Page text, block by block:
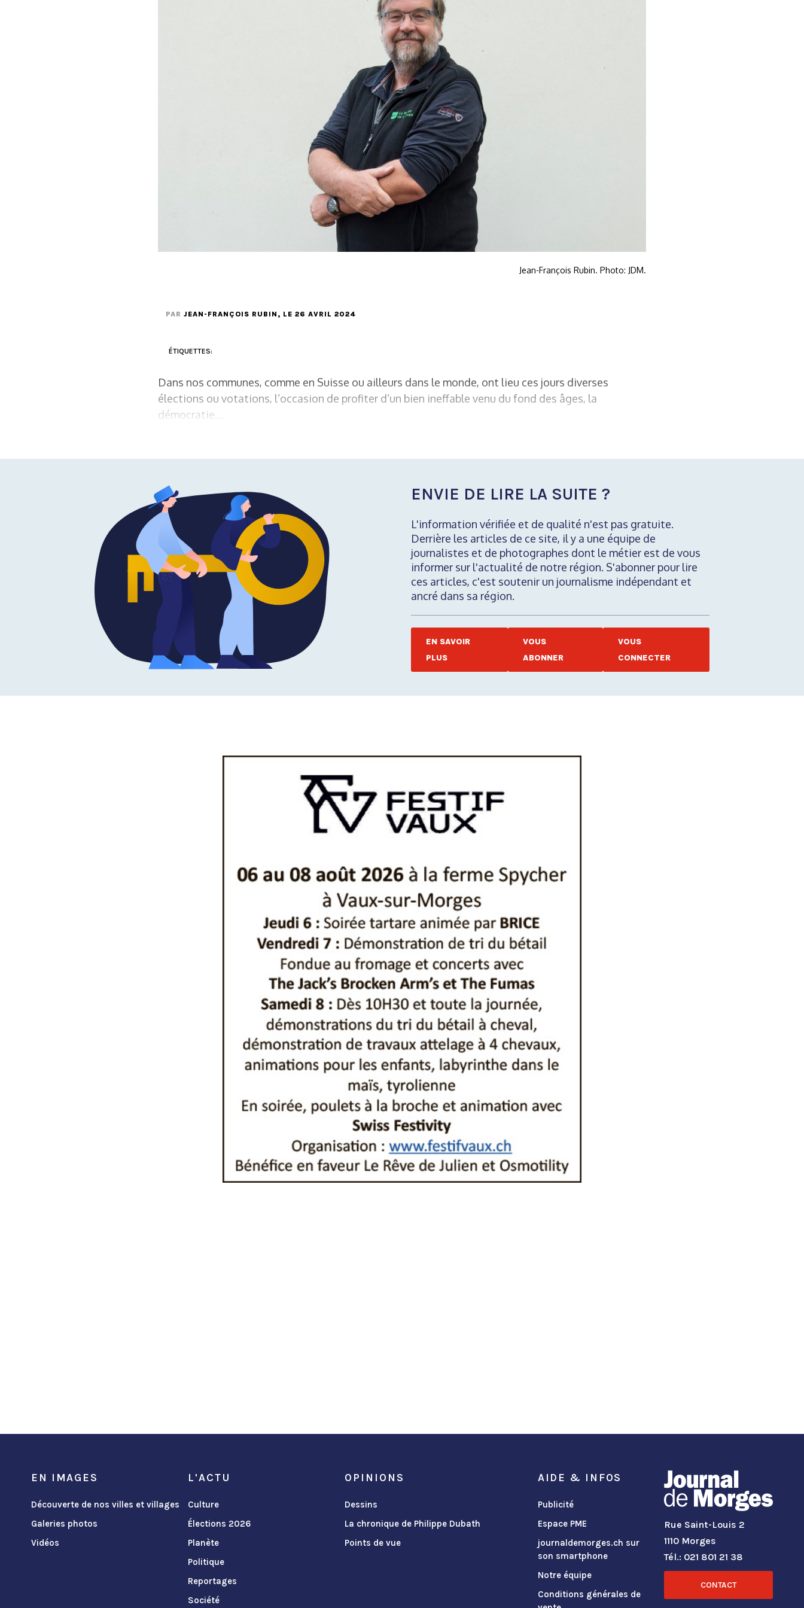
Jean-François Rubin. Photo: JDM.
PAR JEAN-FRANÇOIS RUBIN , LE 26 AVRIL 2024
ÉTIQUETTES:
Dans nos communes, comme en Suisse ou ailleurs dans le monde, ont lieu ces jours diverses
élections ou votations, l’occasion de profiter d’un bien ineffable venu du fond des âges, la
démocratie…
ENVIE DE LIRE LA SUITE ?
L'information vérifiée et de qualité n'est pas gratuite.
Derrière les articles de ce site, il y a une équipe de
journalistes et de photographes dont le métier est de vous
informer sur l'actualité de notre région. S'abonner pour lire
ces articles, c'est soutenir un journalisme indépendant et
ancré dans sa région.
EN SAVOIR
PLUS
VOUS
ABONNER
VOUS
CONNECTER
EN IMAGES
Découverte de nos villes et villages
Galeries photos
Vidéos
L'ACTU
Culture
Élections 2026
Planète
Politique
Reportages
Société
OPINIONS
Dessins
La chronique de Philippe Dubath
Points de vue
AIDE & INFOS
Publicité
Espace PME
journaldemorges.ch sur
son smartphone
Notre équipe
Conditions générales de
Rue Saint-Louis 2
1110 Morges
Tél.: 021 801 21 38
CONTACT